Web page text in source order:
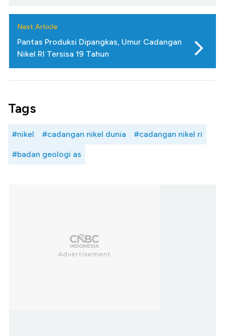
Next Article
Pantas Produksi Dipangkas, Umur Cadangan
Nikel RI Tersisa 19 Tahun
Tags
#nikel #cadangan nikel dunia #cadangan nikel ri
#badan geologi as